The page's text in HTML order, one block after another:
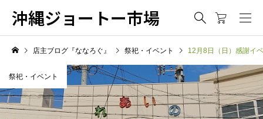
沖縄ジョートー市場
店主ブログ『ななろぐ』 祭祀・イベント 12月8日（日）感謝イ
祭祀・イベント